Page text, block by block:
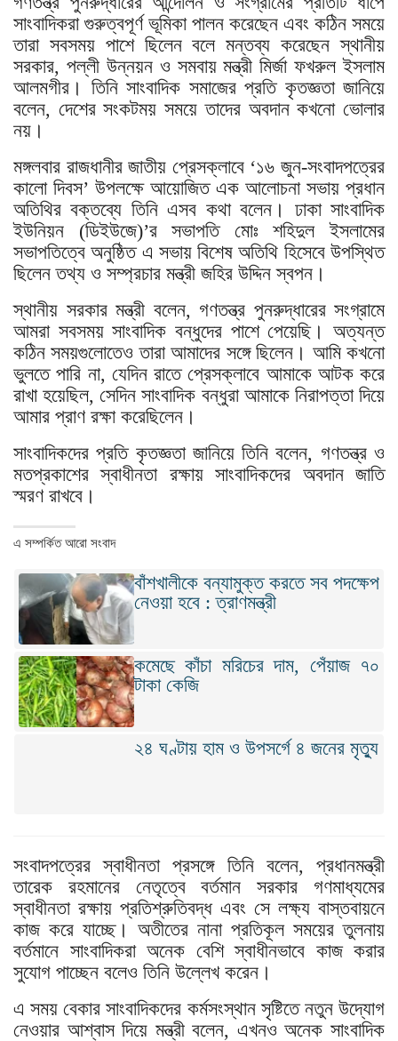
সাংবাদিকরা গুরুত্বপূর্ণ ভূমিকা পালন করেছেন এবং কঠিন সময়ে
তারা সবসময় পাশে ছিলেন বলে মন্তব্য করেছেন স্থানীয়
সরকার, পল্লী উন্নয়ন ও সমবায় মন্ত্রী মির্জা ফখরুল ইসলাম
আলমগীর। তিনি সাংবাদিক সমাজের প্রতি কৃতজ্ঞতা জানিয়ে
বলেন, দেশের সংকটময় সময়ে তাদের অবদান কখনো ভোলার
নয়।
মঙ্গলবার রাজধানীর জাতীয় প্রেসক্লাবে ‘১৬ জুন-সংবাদপত্রের
কালো দিবস’ উপলক্ষে আয়োজিত এক আলোচনা সভায় প্রধান
অতিথির বক্তব্যে তিনি এসব কথা বলেন। ঢাকা সাংবাদিক
ইউনিয়ন (ডিইউজে)’র সভাপতি মোঃ শহিদুল ইসলামের
সভাপতিত্বে অনুষ্ঠিত এ সভায় বিশেষ অতিথি হিসেবে উপস্থিত
ছিলেন তথ্য ও সম্প্রচার মন্ত্রী জহির উদ্দিন স্বপন।
স্থানীয় সরকার মন্ত্রী বলেন, গণতন্ত্র পুনরুদ্ধারের সংগ্রামে
আমরা সবসময় সাংবাদিক বন্ধুদের পাশে পেয়েছি। অত্যন্ত
কঠিন সময়গুলোতেও তারা আমাদের সঙ্গে ছিলেন। আমি কখনো
ভুলতে পারি না, যেদিন রাতে প্রেসক্লাবে আমাকে আটক করে
রাখা হয়েছিল, সেদিন সাংবাদিক বন্ধুরা আমাকে নিরাপত্তা দিয়ে
আমার প্রাণ রক্ষা করেছিলেন।
সাংবাদিকদের প্রতি কৃতজ্ঞতা জানিয়ে তিনি বলেন, গণতন্ত্র ও
মতপ্রকাশের স্বাধীনতা রক্ষায় সাংবাদিকদের অবদান জাতি
স্মরণ রাখবে।
এ সম্পর্কিত আরো সংবাদ
বাঁশখালীকে বন্যামুক্ত করতে সব পদক্ষেপ
নেওয়া হবে : ত্রাণমন্ত্রী
কমেছে কাঁচা মরিচের দাম, পেঁয়াজ ৭০
টাকা কেজি
২৪ ঘণ্টায় হাম ও উপসর্গে ৪ জনের মৃত্যু
সংবাদপত্রের স্বাধীনতা প্রসঙ্গে তিনি বলেন, প্রধানমন্ত্রী
তারেক রহমানের নেতৃত্বে বর্তমান সরকার গণমাধ্যমের
স্বাধীনতা রক্ষায় প্রতিশ্রুতিবদ্ধ এবং সে লক্ষ্য বাস্তবায়নে
কাজ করে যাচ্ছে। অতীতের নানা প্রতিকূল সময়ের তুলনায়
বর্তমানে সাংবাদিকরা অনেক বেশি স্বাধীনভাবে কাজ করার
সুযোগ পাচ্ছেন বলেও তিনি উল্লেখ করেন।
এ সময় বেকার সাংবাদিকদের কর্মসংস্থান সৃষ্টিতে নতুন উদ্যোগ
নেওয়ার আশ্বাস দিয়ে মন্ত্রী বলেন, এখনও অনেক সাংবাদিক